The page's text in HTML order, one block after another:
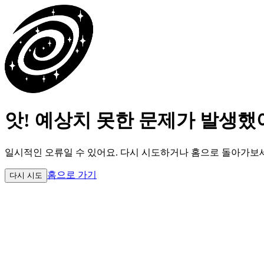
앗! 예상치 못한 문제가 발생했
일시적인 오류일 수 있어요. 다시 시도하거나 홈으로 돌아가보
다시 시도 홈으로 가기